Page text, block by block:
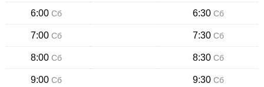
6:00 Сб 6:30 Сб
7:00 Сб 7:30 Сб
8:00 Сб 8:30 Сб
9:00 Сб 9:30 Сб